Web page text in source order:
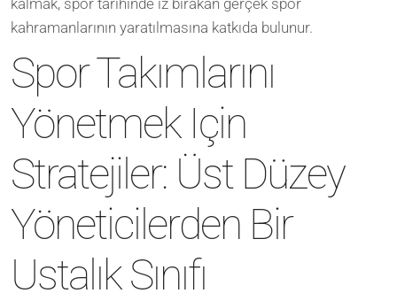
kahramanlarının yaratılmasına katkıda bulunur.
Spor Takımlarını
Yönetmek Için
Stratejiler: Üst Düzey
Yöneticilerden Bir
Ustalık Sınıfı